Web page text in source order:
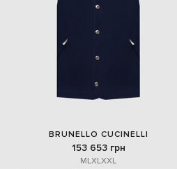
BRUNELLO CUCINELLI
153 653 грн
MLXLXXL